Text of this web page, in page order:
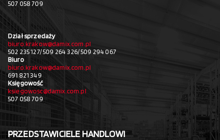
507 058 709
Dział sprzedaży
biuro.krakow@damix.com.pl
502 235 127/ 509 264 326/ 509 294 067
Biuro
biuro.krakow@damix.com.pl
691 821 349
Księgowość
ksiegowosc@damix.com.pl
507 058 709
PRZEDSTAWICIELE HANDLOWI